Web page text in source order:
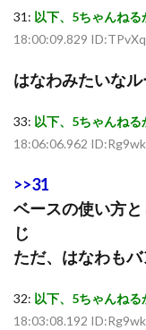
31: 以下、5ちゃんね
18:00:09.829
はなわみたいな
33: 以下、5ちゃんね
18:06:06.962
>>31
ベースの使い方
じ
ただ、はなわも
32: 以下、5ちゃんね
18:03:08.192